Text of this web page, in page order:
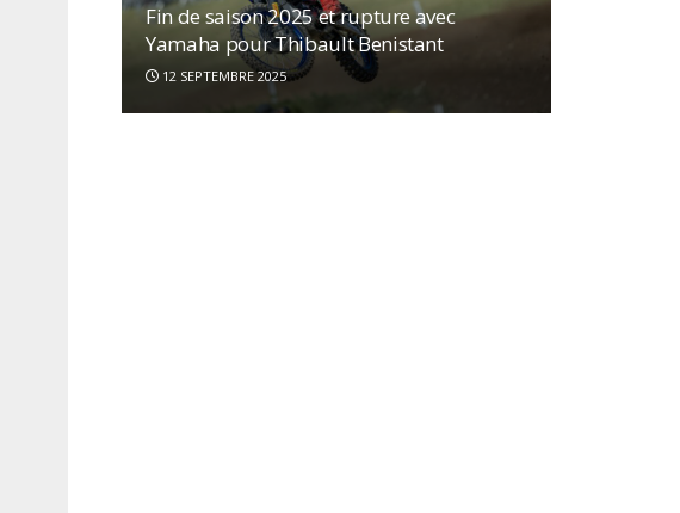
Fin de saison 2025 et rupture avec
Yamaha pour Thibault Benistant
12 SEPTEMBRE 2025